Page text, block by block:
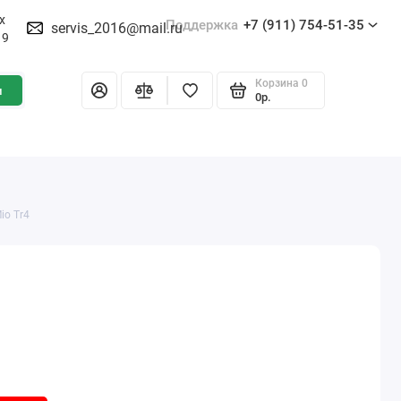
servis_2016@mail.ruПоддержка +7 (911) 754-51-35
Корзина 0
0р.
Tr4